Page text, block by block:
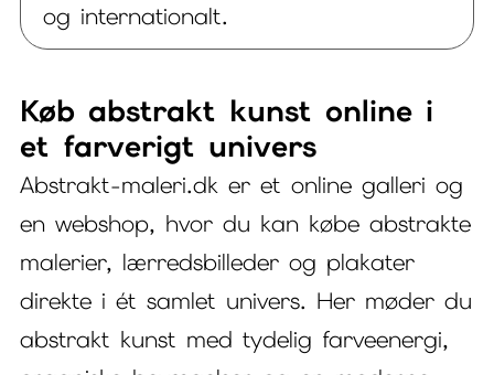
og internationalt.
Køb abstrakt kunst online i
et farverigt univers
Abstrakt-maleri.dk er et online galleri og
en webshop, hvor du kan købe abstrakte
malerier, lærredsbilleder og plakater
direkte i ét samlet univers. Her møder du
abstrakt kunst med tydelig farveenergi,